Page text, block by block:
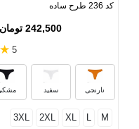
کد 236 طرح ساده
242,500 تومان
5
★
نارنجی سفید
M
L
XL
2XL
3XL